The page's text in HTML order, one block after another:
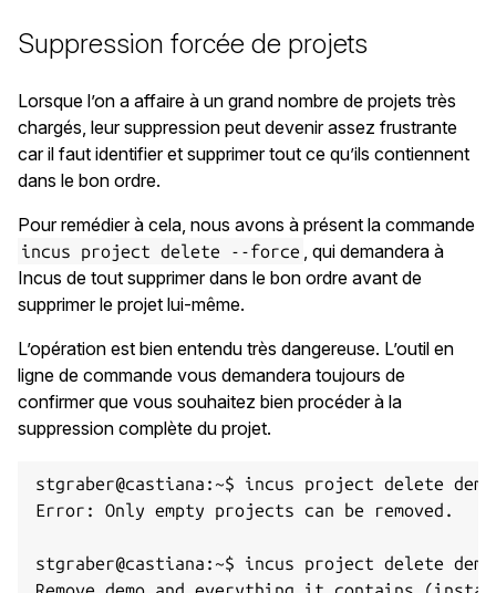
Suppression forcée de projets
Lorsque l’on a affaire à un grand nombre de projets très
chargés, leur suppression peut devenir assez frustrante
car il faut identifier et supprimer tout ce qu’ils contiennent
dans le bon ordre.
Pour remédier à cela, nous avons à présent la commande
incus project delete --force , qui demandera à
Incus de tout supprimer dans le bon ordre avant de
supprimer le projet lui-même.
L’opération est bien entendu très dangereuse. L’outil en
ligne de commande vous demandera toujours de
confirmer que vous souhaitez bien procéder à la
suppression complète du projet.
stgraber@castiana:~$ incus project delete demo
Error: Only empty projects can be removed.
stgraber@castiana:~$ incus project delete